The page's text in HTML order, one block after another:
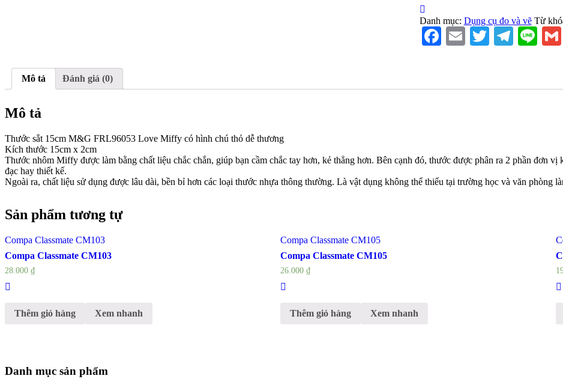
15cm
số
lượng
Danh mục: Dụng cụ đo và vẽ Từ
Facebook
EmailTwitter
Mô tả Đánh giá (0)
Mô tả
Thước sắt 15cm M&G FRL96053 Love Miffy có hình chú thỏ dễ thương
Kích thước 15cm x 2cm
Thước nhôm Miffy được làm bằng chất liệu chắc chắn, giúp bạn cầm chắc tay hơn, kẻ thẳng hơn. Bên cạnh đó, thước được phân ra 2 phần đơn vị
đạc hay thiết kế.
Ngoài ra, chất liệu sử dụng được lâu dài, bền bỉ hơn các loại thước nhựa thông thường. Là vật dụng không thể thiếu tại trường học và văn phòng
Sản phẩm tương tự
Compa Classmate CM103
Compa Classmate CM103
28.000 ₫
Thêm giỏ hàng Xem nhanh
Compa Classmate CM105
Compa Classmate CM105
26.000 ₫
Thêm giỏ hàng Xem nhanh
Danh mục sản phẩm